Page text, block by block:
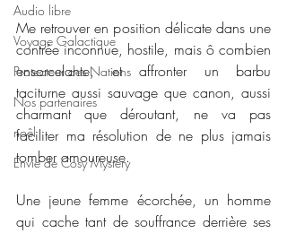
Audio libre
Voyage Galactique
Protecteur des Nations
Nos partenaires
noêl
Envie de Cosy Mystery
Me retrouver en position délicate dans une
contrée inconnue, hostile, mais ô combien
ensorcelante, et affronter un barbu
taciturne aussi sauvage que canon, aussi
charmant que déroutant, ne va pas
faciliter ma résolution de ne plus jamais
tomber amoureuse.
Une jeune femme écorchée, un homme
qui cache tant de souffrance derrière ses